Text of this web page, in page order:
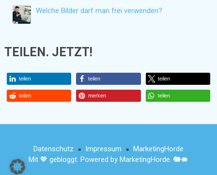
Welche Bilder darf man frei verwenden?
TEILEN. JETZT!
teilen teilen teilen
teilen merken teilen
Datenschutz ■ Impressum ■ MarketingHorde